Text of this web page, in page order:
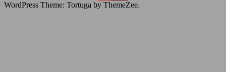
WordPress Theme: Tortuga by ThemeZee.